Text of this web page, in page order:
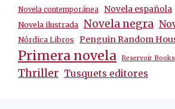
Novela contemporánea Novela española
Novela ilustrada Novela negra
Nórdica Libros Penguin Random
Primera novela Reservoir Books
Thriller Tusquets editores